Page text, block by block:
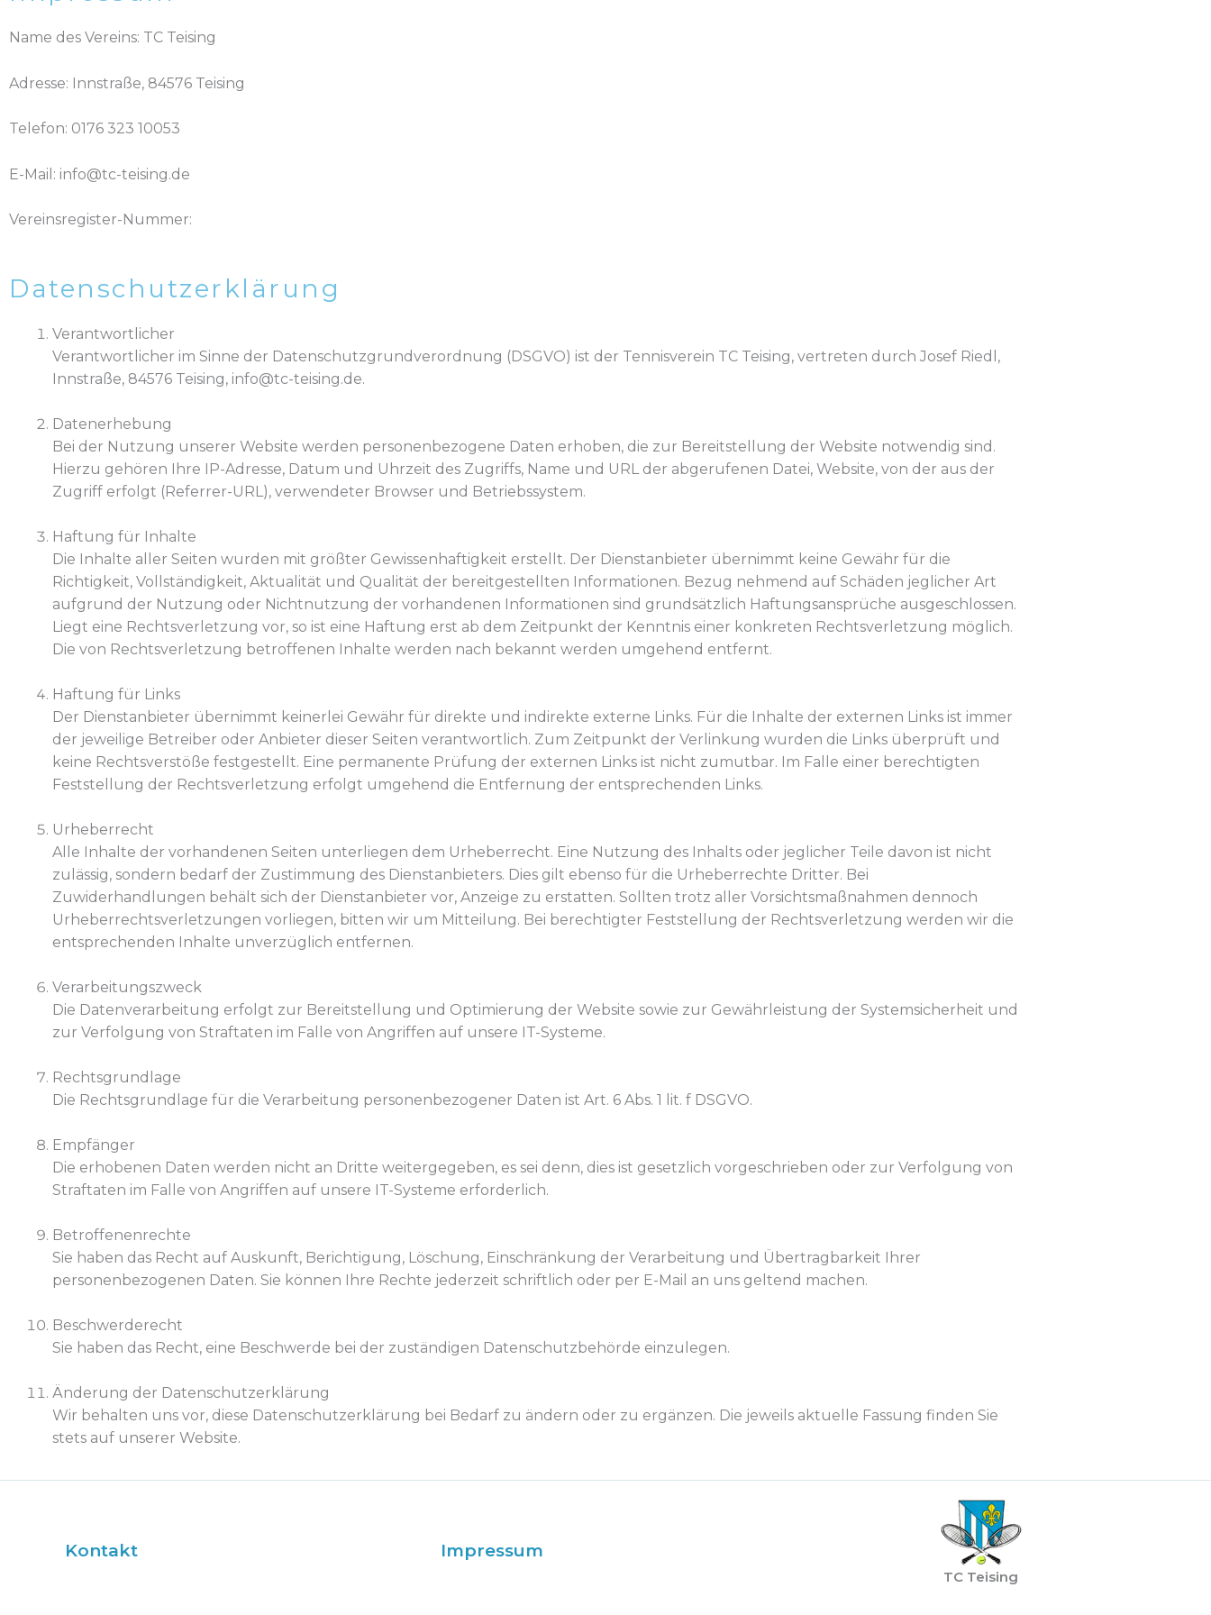
Name des Vereins: TC Teising
Adresse: Innstraße, 84576 Teising
Telefon: 0176 323 10053
E-Mail: info@tc-teising.de
Vereinsregister-Nummer:
Datenschutzerklärung
Verantwortlicher
Verantwortlicher im Sinne der Datenschutzgrundverordnung (DSGVO) ist der Tennisverein TC Teising, vertreten durch Josef Riedl,
Innstraße, 84576 Teising, info@tc-teising.de.
Datenerhebung
Bei der Nutzung unserer Website werden personenbezogene Daten erhoben, die zur Bereitstellung der Website notwendig sind.
Hierzu gehören Ihre IP-Adresse, Datum und Uhrzeit des Zugriffs, Name und URL der abgerufenen Datei, Website, von der aus der
Zugriff erfolgt (Referrer-URL), verwendeter Browser und Betriebssystem.
Haftung für Inhalte
Die Inhalte aller Seiten wurden mit größter Gewissenhaftigkeit erstellt. Der Dienstanbieter übernimmt keine Gewähr für die
Richtigkeit, Vollständigkeit, Aktualität und Qualität der bereitgestellten Informationen. Bezug nehmend auf Schäden jeglicher Art
aufgrund der Nutzung oder Nichtnutzung der vorhandenen Informationen sind grundsätzlich Haftungsansprüche ausgeschlossen.
Liegt eine Rechtsverletzung vor, so ist eine Haftung erst ab dem Zeitpunkt der Kenntnis einer konkreten Rechtsverletzung möglich.
Die von Rechtsverletzung betroffenen Inhalte werden nach bekannt werden umgehend entfernt.
Haftung für Links
Der Dienstanbieter übernimmt keinerlei Gewähr für direkte und indirekte externe Links. Für die Inhalte der externen Links ist immer
der jeweilige Betreiber oder Anbieter dieser Seiten verantwortlich. Zum Zeitpunkt der Verlinkung wurden die Links überprüft und
keine Rechtsverstöße festgestellt. Eine permanente Prüfung der externen Links ist nicht zumutbar. Im Falle einer berechtigten
Feststellung der Rechtsverletzung erfolgt umgehend die Entfernung der entsprechenden Links.
Urheberrecht
Alle Inhalte der vorhandenen Seiten unterliegen dem Urheberrecht. Eine Nutzung des Inhalts oder jeglicher Teile davon ist nicht
zulässig, sondern bedarf der Zustimmung des Dienstanbieters. Dies gilt ebenso für die Urheberrechte Dritter. Bei
Zuwiderhandlungen behält sich der Dienstanbieter vor, Anzeige zu erstatten. Sollten trotz aller Vorsichtsmaßnahmen dennoch
Urheberrechtsverletzungen vorliegen, bitten wir um Mitteilung. Bei berechtigter Feststellung der Rechtsverletzung werden wir die
entsprechenden Inhalte unverzüglich entfernen.
Verarbeitungszweck
Die Datenverarbeitung erfolgt zur Bereitstellung und Optimierung der Website sowie zur Gewährleistung der Systemsicherheit und
zur Verfolgung von Straftaten im Falle von Angriffen auf unsere IT-Systeme.
Rechtsgrundlage
Die Rechtsgrundlage für die Verarbeitung personenbezogener Daten ist Art. 6 Abs. 1 lit. f DSGVO.
Empfänger
Die erhobenen Daten werden nicht an Dritte weitergegeben, es sei denn, dies ist gesetzlich vorgeschrieben oder zur Verfolgung von
Straftaten im Falle von Angriffen auf unsere IT-Systeme erforderlich.
Betroffenenrechte
Sie haben das Recht auf Auskunft, Berichtigung, Löschung, Einschränkung der Verarbeitung und Übertragbarkeit Ihrer
personenbezogenen Daten. Sie können Ihre Rechte jederzeit schriftlich oder per E-Mail an uns geltend machen.
Beschwerderecht
Sie haben das Recht, eine Beschwerde bei der zuständigen Datenschutzbehörde einzulegen.
Änderung der Datenschutzerklärung
Wir behalten uns vor, diese Datenschutzerklärung bei Bedarf zu ändern oder zu ergänzen. Die jeweils aktuelle Fassung finden Sie
stets auf unserer Website.
Kontakt Impressum
TC Teising